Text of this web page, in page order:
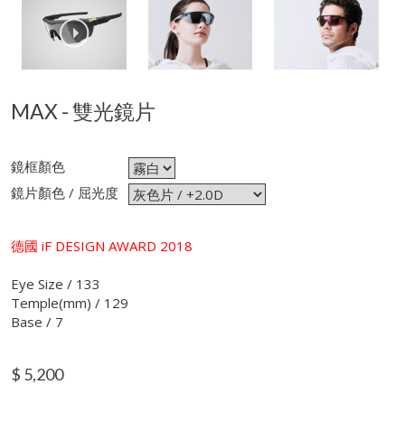
MAX - 雙光鏡片
鏡框顏色
鏡片顏色 / 屈光度
德國 iF DESIGN AWARD 2018
Eye Size / 133
Temple(mm) / 129
Base / 7
$ 5,200